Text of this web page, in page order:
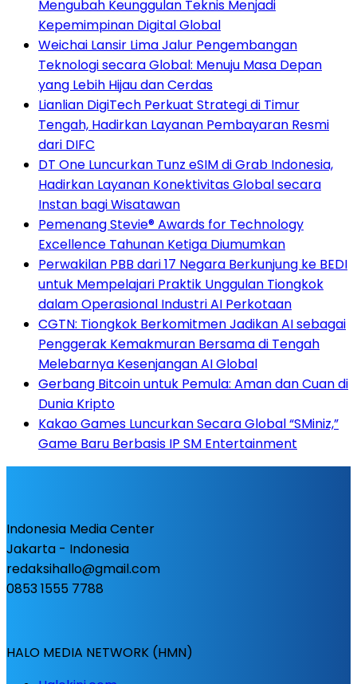
Mengubah Keunggulan Teknis Menjadi
Kepemimpinan Digital Global
Weichai Lansir Lima Jalur Pengembangan
Teknologi secara Global: Menuju Masa Depan
yang Lebih Hijau dan Cerdas
Lianlian DigiTech Perkuat Strategi di Timur
Tengah, Hadirkan Layanan Pembayaran Resmi
dari DIFC
DT One Luncurkan Tunz eSIM di Grab Indonesia,
Hadirkan Layanan Konektivitas Global secara
Instan bagi Wisatawan
Pemenang Stevie® Awards for Technology
Excellence Tahunan Ketiga Diumumkan
Perwakilan PBB dari 17 Negara Berkunjung ke BEDI
untuk Mempelajari Praktik Unggulan Tiongkok
dalam Operasional Industri AI Perkotaan
CGTN: Tiongkok Berkomitmen Jadikan AI sebagai
Penggerak Kemakmuran Bersama di Tengah
Melebarnya Kesenjangan AI Global
Gerbang Bitcoin untuk Pemula: Aman dan Cuan di
Dunia Kripto
Kakao Games Luncurkan Secara Global “SMiniz,”
Game Baru Berbasis IP SM Entertainment
Indonesia Media Center
Jakarta - Indonesia
redaksihallo@gmail.com
0853 1555 7788
HALO MEDIA NETWORK (HMN)